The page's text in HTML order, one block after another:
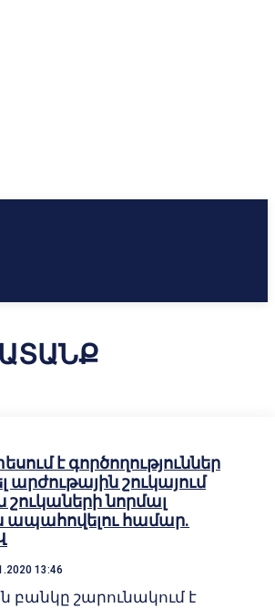
է գործողություններ
շուկայում
նորմալ
համար.
13:46
բանկը շարունակում է